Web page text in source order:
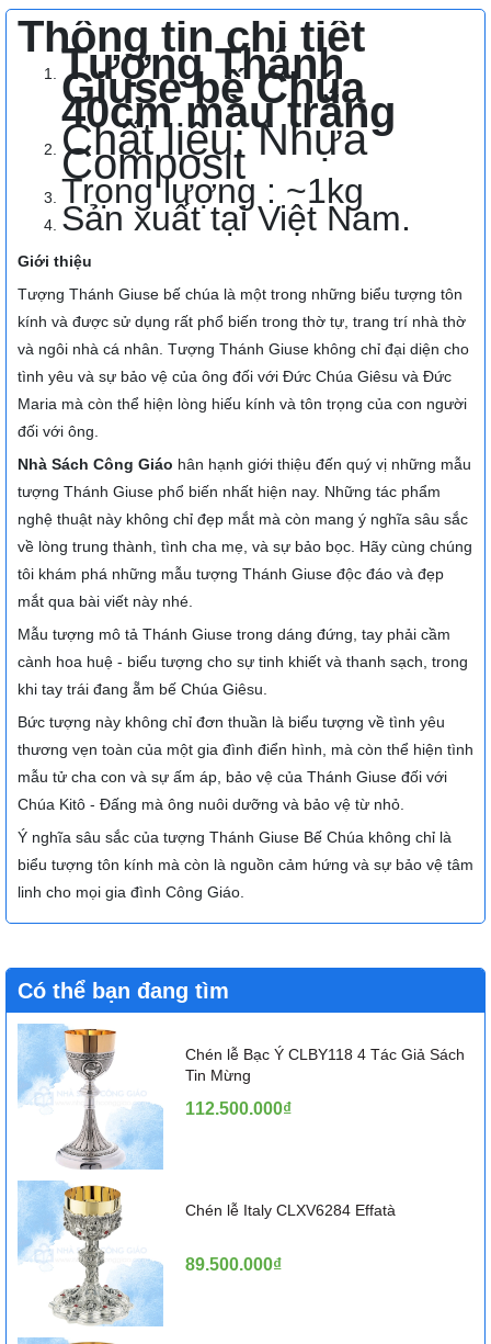
Thông tin chi tiết
Tượng Thánh
Giuse bế Chúa
40cm màu trắng
Chất liệu: Nhựa
Composit
Trọng lượng : ~1kg
Sản xuất tại Việt Nam.
Giới thiệu
Tượng Thánh Giuse bế chúa là một trong những biểu tượng tôn
kính và được sử dụng rất phổ biến trong thờ tự, trang trí nhà thờ
và ngôi nhà cá nhân. Tượng Thánh Giuse không chỉ đại diện cho
tình yêu và sự bảo vệ của ông đối với Đức Chúa Giêsu và Đức
Maria mà còn thể hiện lòng hiếu kính và tôn trọng của con người
đối với ông.
Nhà Sách Công Giáo hân hạnh giới thiệu đến quý vị những mẫu
tượng Thánh Giuse phổ biến nhất hiện nay. Những tác phẩm
nghệ thuật này không chỉ đẹp mắt mà còn mang ý nghĩa sâu sắc
về lòng trung thành, tình cha mẹ, và sự bảo bọc. Hãy cùng chúng
tôi khám phá những mẫu tượng Thánh Giuse độc đáo và đẹp
mắt qua bài viết này nhé.
Mẫu tượng mô tả Thánh Giuse trong dáng đứng, tay phải cầm
cành hoa huệ - biểu tượng cho sự tinh khiết và thanh sạch, trong
khi tay trái đang ẵm bế Chúa Giêsu.
Bức tượng này không chỉ đơn thuần là biểu tượng về tình yêu
thương vẹn toàn của một gia đình điển hình, mà còn thể hiện tình
mẫu tử cha con và sự ấm áp, bảo vệ của Thánh Giuse đối với
Chúa Kitô - Đấng mà ông nuôi dưỡng và bảo vệ từ nhỏ.
Ý nghĩa sâu sắc của tượng Thánh Giuse Bế Chúa không chỉ là
biểu tượng tôn kính mà còn là nguồn cảm hứng và sự bảo vệ tâm
linh cho mọi gia đình Công Giáo.
Có thể bạn đang tìm
Chén lễ Bạc Ý CLBY118 4 Tác Giả Sách
Tin Mừng
112.500.000₫
Chén lễ Italy CLXV6284 Effatà
89.500.000₫